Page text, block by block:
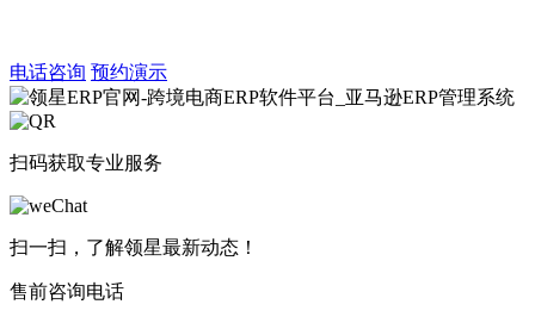
电话咨询 预约演示
扫码获取专业服务
扫一扫，了解领星最新动态！
售前咨询电话